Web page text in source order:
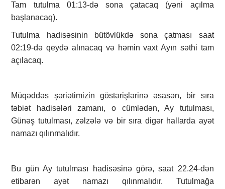
Tam tutulma 01:13-də sona çatacaq (yəni açılma
başlanacaq).
Tutulma hadisəsinin bütövlükdə sona çatması saat
02:19-də qeydə alınacaq və həmin vaxt Ayın səthi tam
açılacaq.
Müqəddəs şəriətimizin göstərişlərinə əsasən, bir sıra
təbiət hadisələri zamanı, o cümlədən, Ay tutulması,
Günəş tutulması, zəlzələ və bir sıra digər hallarda ayət
namazı qılınmalıdır.
Bu gün Ay tutulması hadisəsinə görə, saat 22.24-dən
etibarən ayət namazı qılınmalıdır. Tutulmağa